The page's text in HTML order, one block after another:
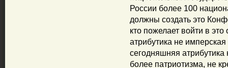
России более 100
должны создать это
кто пожелает войти в
атрибутика не
сегодняшняя
более патриотизма, не